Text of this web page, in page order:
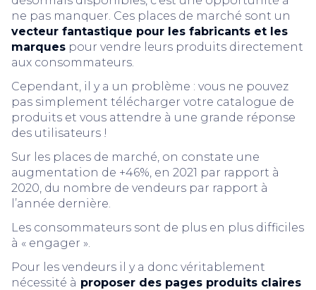
ne pas manquer. Ces places de marché sont un
vecteur fantastique pour les fabricants et les
marques pour vendre leurs produits directement
aux consommateurs.
Cependant, il y a un problème : vous ne pouvez
pas simplement télécharger votre catalogue de
produits et vous attendre à une grande réponse
des utilisateurs !
Sur les places de marché, on constate une
augmentation de +46%, en 2021 par rapport à
2020, du nombre de vendeurs par rapport à
l’année dernière.
Les consommateurs sont de plus en plus difficiles
à « engager ».
Pour les vendeurs il y a donc véritablement
nécessité à proposer des pages produits claires